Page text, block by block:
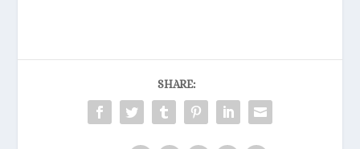
SHARE: